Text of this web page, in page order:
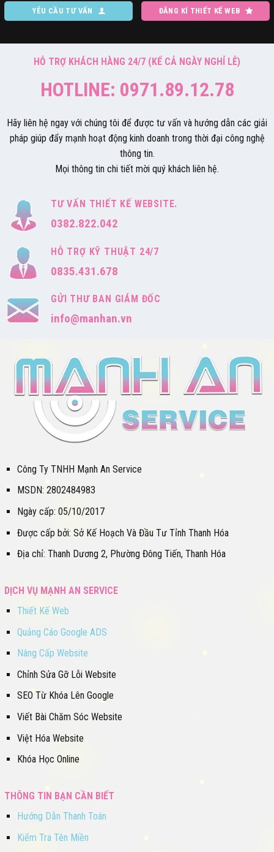
YÊU CẦU TƯ VẤN ĐĂNG KÍ THIẾT KẾ WEB
HỖ TRỢ KHÁCH HÀNG 24/7 (KỂ CẢ NGÀY NGHỈ LỄ)
HOTLINE: 0971.89.12.78
Hãy liên hệ ngay với chúng tôi để được tư vấn và hướng dẫn các giải
pháp giúp đẩy mạnh hoạt động kinh doanh trong thời đại công nghệ
thông tin.
Mọi thông tin chi tiết mời quý khách liên hệ.
TƯ VẤN THIẾT KẾ WEBSITE.
0382.822.042
HỖ TRỢ KỸ THUẬT 24/7
0835.431.678
GỬI THƯ BAN GIÁM ĐỐC
info@manhan.vn
Công Ty TNHH Mạnh An Service
MSDN: 2802484983
Ngày cấp: 05/10/2017
Được cấp bởi: Sở Kế Hoạch Và Đầu Tư Tỉnh Thanh Hóa
Địa chỉ: Thanh Dương 2, Phường Đông Tiến, Thanh Hóa
DỊCH VỤ MẠNH AN SERVICE
Thiết Kế Web
Quảng Cáo Google ADS
Nâng Cấp Website
Chỉnh Sửa Gỡ Lỗi Website
SEO Từ Khóa Lên Google
Viết Bài Chăm Sóc Website
Việt Hóa Website
Khóa Học Online
THÔNG TIN BẠN CẦN BIẾT
Hướng Dẫn Thanh Toán
Kiểm Tra Tên Miền